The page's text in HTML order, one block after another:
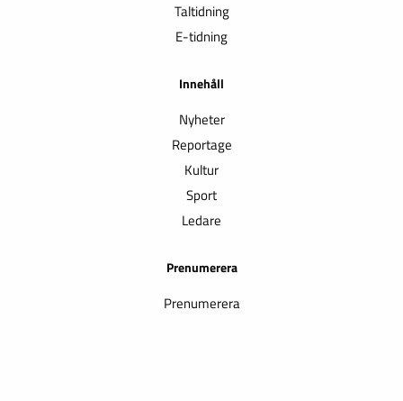
Taltidning
E-tidning
Innehåll
Nyheter
Reportage
Kultur
Sport
Ledare
Prenumerera
Prenumerera